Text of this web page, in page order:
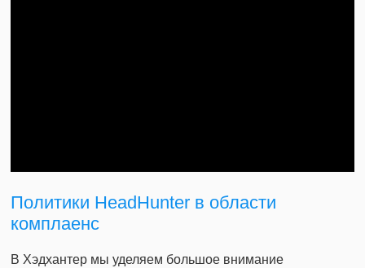
Политики HeadHunter в области
комплаенс
В Хэдхантер мы уделяем большое внимание